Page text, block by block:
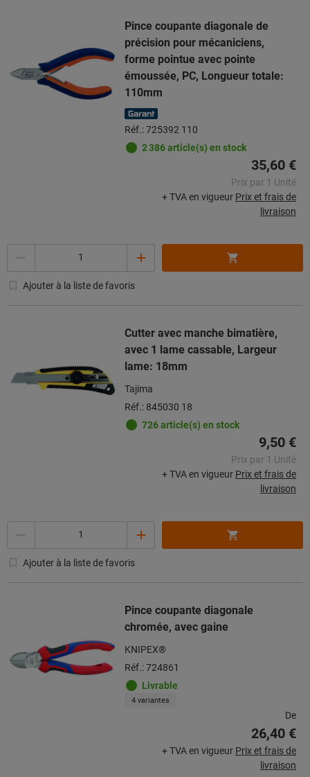
Pince coupante diagonale de
précision pour mécaniciens,
forme pointue avec pointe
émoussée, PC, Longueur totale:
110mm
Réf.: 725392 110
2 386 article(s) en stock
35,60 €
Prix par 1 Unité
+ TVA en vigueur Prix et frais de
livraison
Ajouter à la liste de favoris
Cutter avec manche bimatière,
avec 1 lame cassable, Largeur
lame: 18mm
Tajima
Réf.: 845030 18
726 article(s) en stock
9,50 €
Prix par 1 Unité
+ TVA en vigueur Prix et frais de
livraison
Ajouter à la liste de favoris
Pince coupante diagonale
chromée, avec gaine
KNIPEX®
Réf.: 724861
Livrable
4 variantes
De
26,40 €
+ TVA en vigueur Prix et frais de
livraison